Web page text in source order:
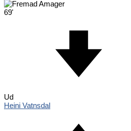
69'
Ud
Heini Vatnsdal